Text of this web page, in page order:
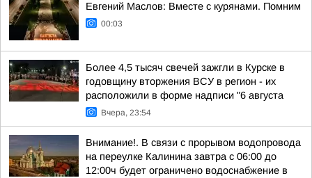
Евгений Маслов: Вместе с курянами. Помним
00:03
Более 4,5 тысяч свечей зажгли в Курске в
годовщину вторжения ВСУ в регион - их
расположили в форме надписи "6 августа
Вчера, 23:54
Внимание!. В связи с прорывом водопровода
на переулке Калинина завтра с 06:00 до
12:00ч будет ограничено водоснабжение в